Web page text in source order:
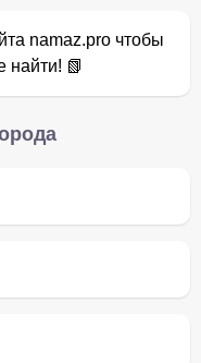
namaz.pro чтобы
найти! 📗